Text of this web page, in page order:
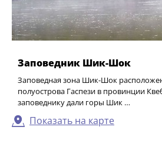
Заповедник Шик-Шок
Заповедная зона Шик-Шок
полуострова Гаспези в провинции
заповеднику дали горы Шик …
Показать на карте